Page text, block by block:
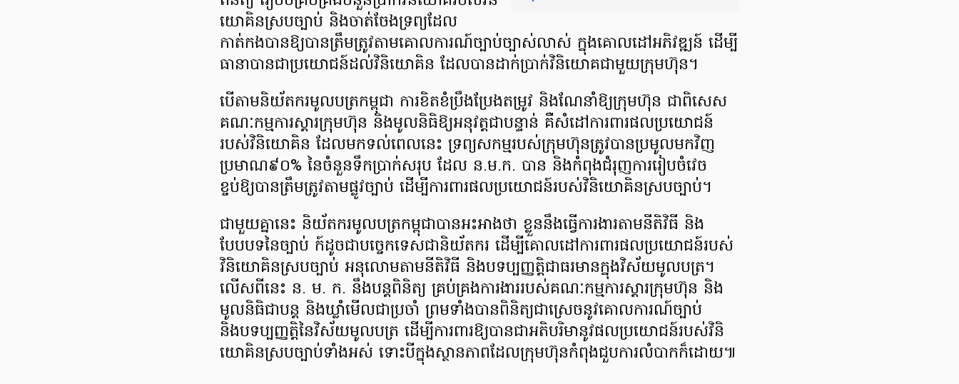
យោគិនស្របច្បាប់ និងចាត់ចែងទ្រព្យដែល
កាត់កងបានឱ្យបានត្រឹមត្រូវតាមគោលការណ៍ច្បាប់ច្បាស់លាស់ ក្នុងគោលដៅអភិវឌ្ឍន៍ ដើម្បី
ធានាបានជាប្រយោជន៍ដល់វិនិយោគិន ដែលបានដាក់ប្រាក់វិនិយោគជាមួយក្រុមហ៊ុន។
បើតាមនិយ័តករមូលបត្រកម្ពុជា ការខិតខំប្រឹងប្រែងតម្រូវ និងណែនាំឱ្យក្រុមហ៊ុន ជាពិសេស
គណៈកម្មការស្តារក្រុមហ៊ុន និងមូលនិធិឱ្យអនុវត្តជាបន្ទាន់ គឺសំដៅការពារផលប្រយោជន៍
របស់វិនិយោគិន ដែលមកទល់ពេលនេះ ទ្រព្យសកម្មរបស់ក្រុមហ៊ុនត្រូវបានប្រមូលមកវិញ
ប្រមាណ៩០% នៃចំនួនទឹកប្រាក់សរុប ដែល ន.ម.ក. បាន និងកំពុងជំរុញការរៀបចំវេច
ខ្ចប់ឱ្យបានត្រឹមត្រូវតាមផ្លូវច្បាប់ ដើម្បីការពារផលប្រយោជន៍របស់វិនិយោគិនស្របច្បាប់។
ជាមួយគ្នានេះ និយ័តករមូលបត្រកម្ពុជាបានអះអាងថា ខ្លួននឹងធ្វើការងារតាមនីតិវិធី និង
បែបបទនៃច្បាប់ ក៍ដូចជាបច្ចេកទេសជានិយ័តករ ដើម្បីគោលដៅការពារផលប្រយោជន៍របស់
វិនិយោគិនស្របច្បាប់ អនុលោមតាមនីតិវិធី និងបទប្បញ្ញត្តិជាធរមានក្នុងវិស័យមូលបត្រ។
លើសពីនេះ ន. ម. ក. នឹងបន្តពិនិត្យ គ្រប់គ្រងការងាររបស់គណៈកម្មការស្តារក្រុមហ៊ុន និង
មូលនិធិជាបន្ត និងឃ្លាំមើលជាប្រចាំ ព្រមទាំងបានពិនិត្យជាស្រេចនូវគោលការណ៍ច្បាប់
និងបទប្បញ្ញត្តិនៃវិស័យមូលបត្រ ដើម្បីការពារឱ្យបានជាអតិបរិមានូវផលប្រយោជន៍របស់វិនិ
យោគិនស្របច្បាប់ទាំងអស់ ទោះបីក្នុងស្ថានភាពដែលក្រុមហ៊ុនកំពុងជួបការលំបាកក៏ដោយ៕